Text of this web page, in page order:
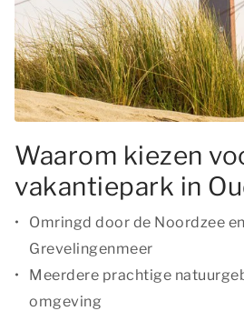
Waarom kiezen
vakantiepark in
Omringd door de Noordzee
Grevelingenmeer
Meerdere prachtige
omgeving